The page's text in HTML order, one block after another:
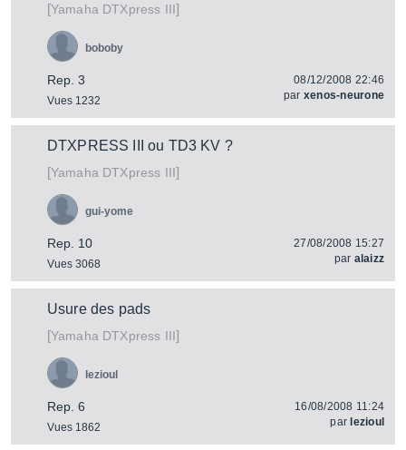
[Yamaha DTXpress III]
Rep. 3
Vues 1232
boboby
08/12/2008 22:46
par xenos-neurone
DTXPRESS III ou TD3 KV ?
[Yamaha DTXpress III]
Rep. 10
Vues 3068
gui-yome
27/08/2008 15:27
par alaizz
Usure des pads
[Yamaha DTXpress III]
Rep. 6
Vues 1862
lezioul
16/08/2008 11:24
par lezioul